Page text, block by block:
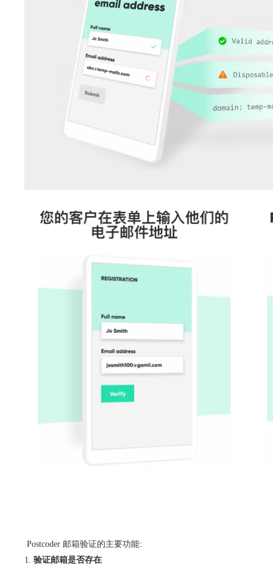
Postcoder 邮箱验证的主要功能:
验证邮箱是否存在